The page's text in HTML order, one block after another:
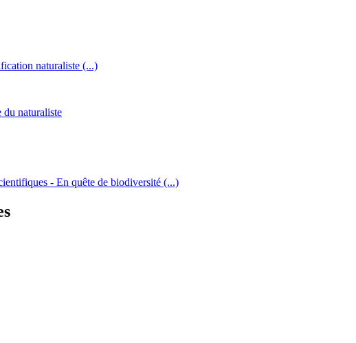
naturaliste (...)
naturaliste
- En quête de biodiversité (...)